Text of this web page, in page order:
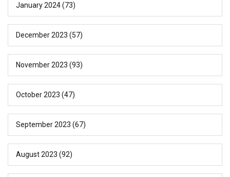
January 2024(73)
December 2023 (57)
November 2023 (93)
October 2023 (47)
September 2023 (67)
August 2023 (92)